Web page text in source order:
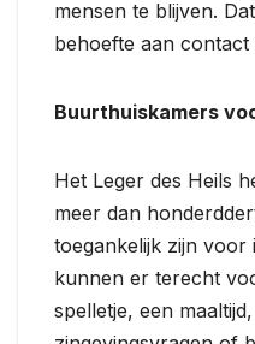
mensen te blijven.
behoefte aan
Buurthuiskamers
Het Leger des Heils
meer dan
toegankelijk zijn voor
kunnen er terecht
spelletje, een